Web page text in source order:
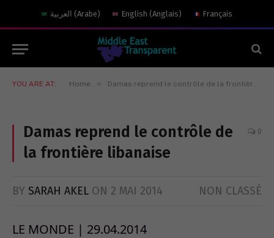
العربية (Arabe) English (Anglais) Français
YOU ARE AT: Home » Damas reprend le contrôle de la frontière libanaise
Damas reprend le contrôle de
la frontière libanaise
0
BY SARAH AKEL ON 2 MAI 2014 NON CLASSÉ
LE MONDE | 29.04.2014